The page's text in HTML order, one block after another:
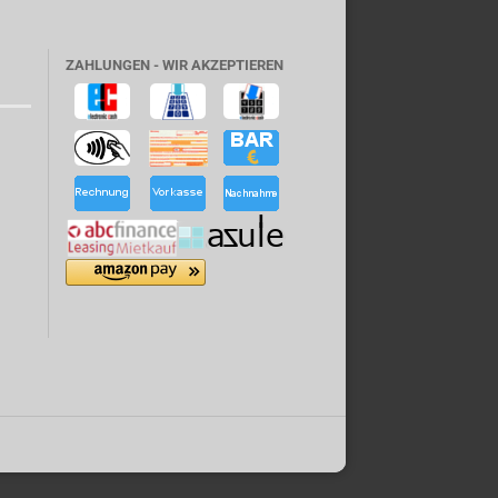
ZAHLUNGEN - WIR AKZEPTIEREN